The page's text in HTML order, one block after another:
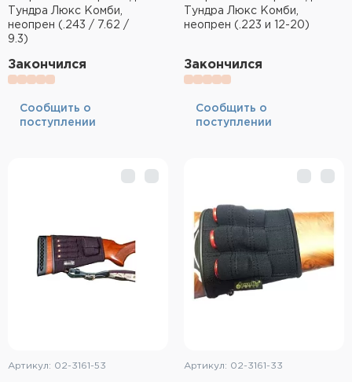
Тундра Люкс Комби,
неопрен (.243 / 7.62 /
9.3)
Закончился
Cообщить о
поступлении
Тундра Люкс Комби,
неопрен (.223 и 12-20)
Закончился
Cообщить о
поступлении
Артикул: 02-3161-53 Артикул: 02-3161-33